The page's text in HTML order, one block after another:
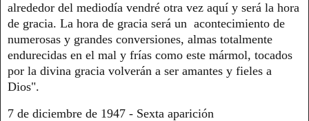
alrededor del mediodía vendré otra vez aquí y será la hora
de gracia. La hora de gracia será un acontecimiento de
numerosas y grandes conversiones, almas totalmente
endurecidas en el mal y frías como este mármol, tocados
por la divina gracia volverán a ser amantes y fieles a
Dios".
7 de diciembre de 1947 - Sexta aparición